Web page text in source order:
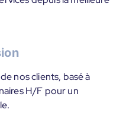
nos clients, basé à
H/F pour un